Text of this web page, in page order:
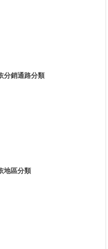
分銷通路分類
地區分類